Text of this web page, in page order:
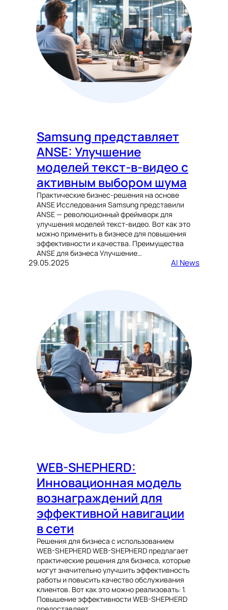
Samsung представляет
ANSE: Улучшение
моделей текст-в-видео с
активным выбором шума
Практические бизнес-решения на основе
ANSE Исследования Samsung представили
ANSE — революционный фреймворк для
улучшения моделей текст-видео. Вот как это
можно применить в бизнесе для повышения
эффективности и качества. Преимущества
ANSE для бизнеса Улучшение…
29.05.2025 AI News
WEB-SHEPHERD:
Инновационная модель
вознаграждений для
эффективной навигации
в сети
Решения для бизнеса с использованием
WEB-SHEPHERD WEB-SHEPHERD предлагает
практические решения для бизнеса, которые
могут значительно улучшить эффективность
работы и повысить качество обслуживания
клиентов. Вот как это можно реализовать: 1.
Повышение эффективности WEB-SHEPHERD